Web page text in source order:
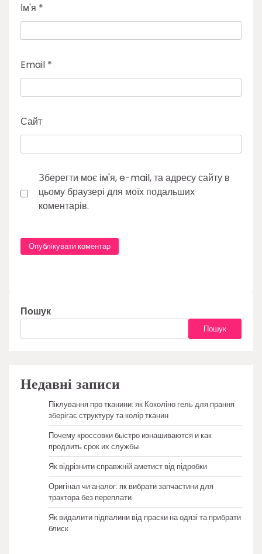
Ім'я *
Email *
Сайт
Зберегти моє ім'я, e-mail, та адресу сайту в
цьому браузері для моїх подальших
коментарів.
Пошук
Пошук
Недавні записи
Піклування про тканини: як Коколіно гель для прання
зберігає структуру та колір тканин
Почему кроссовки быстро изнашиваются и как
продлить срок их службы
Як відрізнити справжній аметист від підробки
Оригінал чи аналог: як вибрати запчастини для
трактора без переплати
Як видалити підпалини від праски на одязі та прибрати
блиск